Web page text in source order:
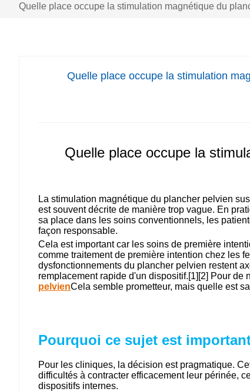
Quelle place occupe la stimulation magnétique du
Quelle place occupe la stimulation
Quelle place occupe la
La stimulation magnétique du plancher pelvien
est souvent décrite de manière trop vague. En
sa place dans les soins conventionnels, les
façon responsable.
Cela est important car les soins de première
comme traitement de première intention chez les
dysfonctionnements du plancher pelvien restent
remplacement rapide d'un dispositif.[1][2] Pour
pelvienCela semble prometteur, mais quelle est
Pourquoi ce sujet est
Pour les cliniques, la décision est pragmatique.
difficultés à contracter efficacement leur périnée,
dispositifs internes.